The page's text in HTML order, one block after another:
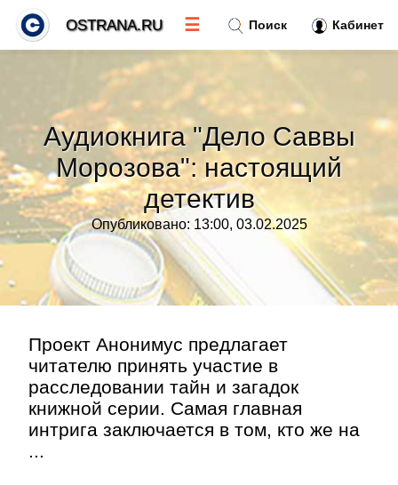
Аудиокнига "Дело Саввы
Морозова": настоящий
детектив
Опубликовано: 13:00, 03.02.2025
Проект Анонимус предлагает
читателю принять участие в
расследовании тайн и загадок
книжной серии. Самая главная
интрига заключается в том, кто же на
...
Поиск Кабинет
OSTRANA.RU ☰
Тренды новостей »
Рубрики»
Правила
Контакт»